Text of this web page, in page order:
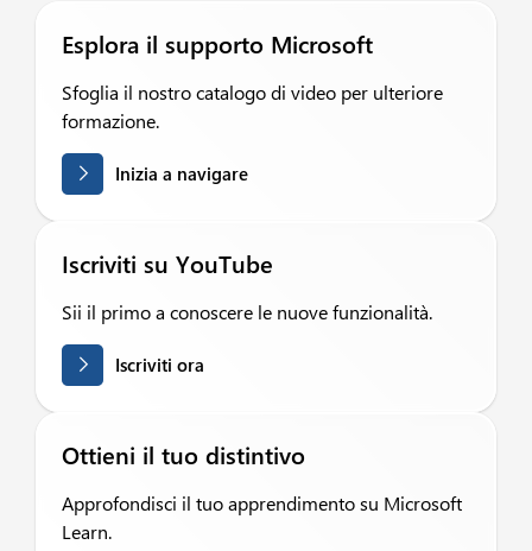
Esplora il supporto Microsoft
Sfoglia il nostro catalogo di video per ulteriore
formazione.
Inizia a navigare
Iscriviti su YouTube
Sii il primo a conoscere le nuove funzionalità.
Iscriviti ora
Ottieni il tuo distintivo
Approfondisci il tuo apprendimento su Microsoft
Learn.